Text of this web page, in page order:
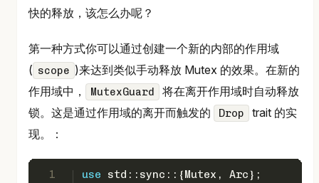
快的释放，该怎么办呢？
第一种方式你可以通过创建一个新的内部的作用域
( scope )来达到类似手动释放 Mutex 的效果。在新的
作用域中，
MutexGuard
将在离开作用域时自动释放
锁。这是通过作用域的离开而触发的
Drop
trait 的实
现。：
1
use std::sync::{Mutex, Arc};